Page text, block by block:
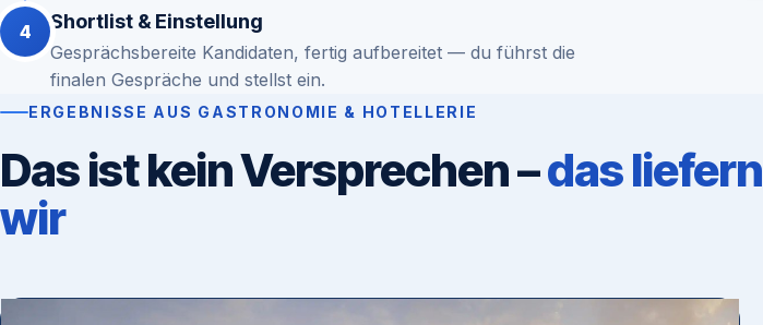
Shortlist & Einstellung
Gesprächsbereite Kandidaten, fertig aufbereitet — du führst die
finalen Gespräche und stellst ein.
ERGEBNISSE AUS GASTRONOMIE & HOTELLERIE
Das ist kein Versprechen –das liefern
wir